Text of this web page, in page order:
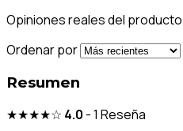
Opiniones reales del producto
Ordenar por
Resumen
★★★★☆ 4.0 -1 Reseña